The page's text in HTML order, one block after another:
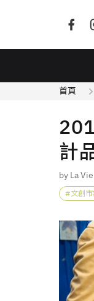
首頁
計
by La Vie
文創市